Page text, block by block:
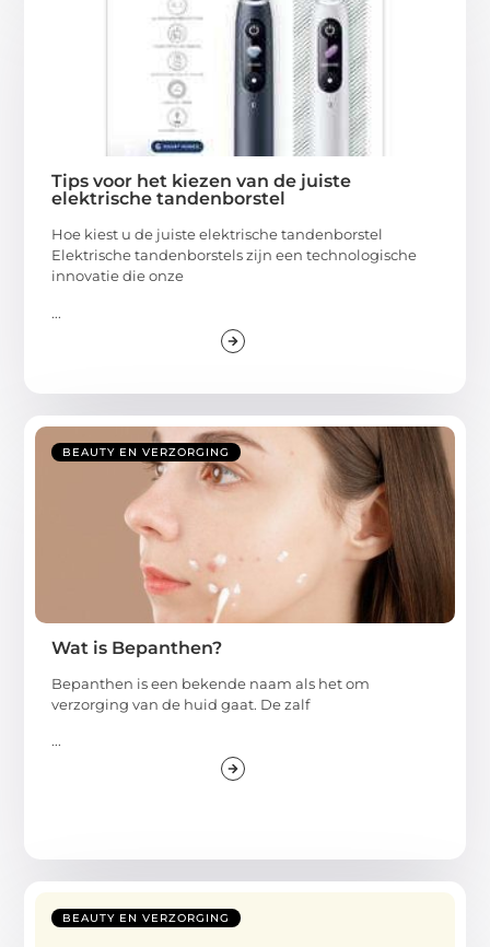
Tips voor het kiezen van de juiste
elektrische tandenborstel
Hoe kiest u de juiste elektrische tandenborstel
Elektrische tandenborstels zijn een technologische
innovatie die onze
...
BEAUTY EN VERZORGING
Wat is Bepanthen?
Bepanthen is een bekende naam als het om
verzorging van de huid gaat. De zalf
...
BEAUTY EN VERZORGING